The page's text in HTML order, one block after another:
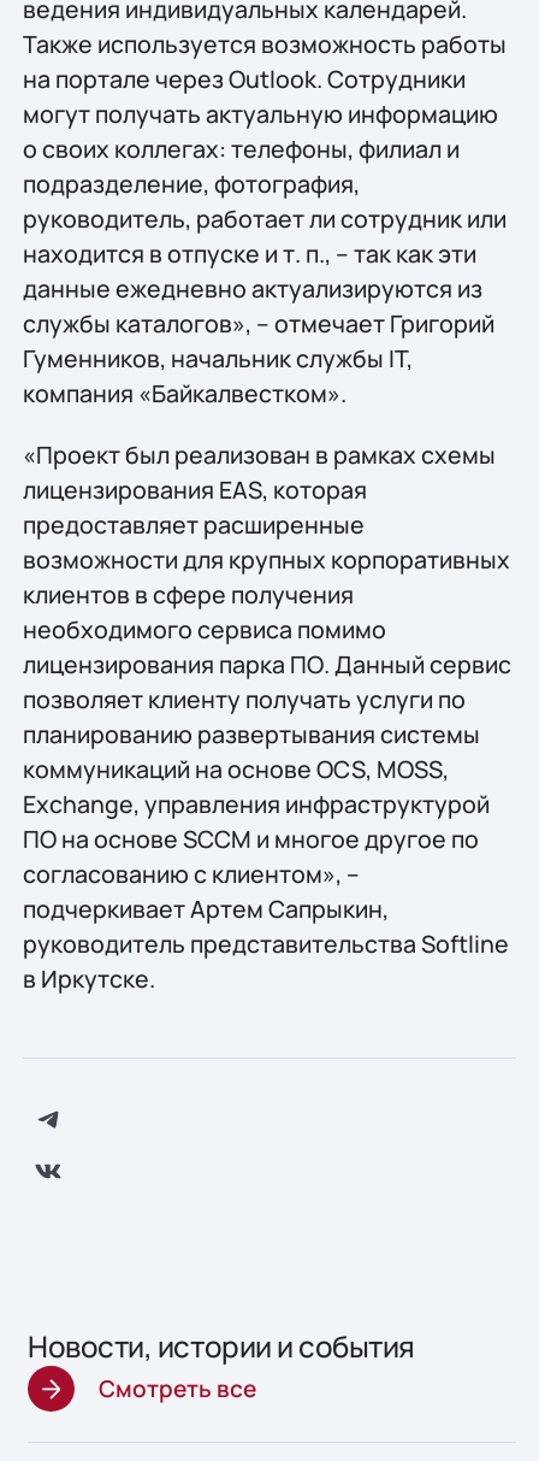
ведения индивидуальных календарей.
Также используется возможность работы
на портале через Outlook. Сотрудники
могут получать актуальную информацию
о своих коллегах: телефоны, филиал и
подразделение, фотография,
руководитель, работает ли сотрудник или
находится в отпуске и т. п., – так как эти
данные ежедневно актуализируются из
службы каталогов», – отмечает Григорий
Гуменников, начальник службы IT,
компания «Байкалвестком».
«Проект был реализован в рамках схемы
лицензирования EAS, которая
предоставляет расширенные
возможности для крупных корпоративных
клиентов в сфере получения
необходимого сервиса помимо
лицензирования парка ПО. Данный сервис
позволяет клиенту получать услуги по
планированию развертывания системы
коммуникаций на основе OCS, MOSS,
Exchange, управления инфраструктурой
ПО на основе SCCM и многое другое по
согласованию с клиентом», –
подчеркивает Артем Сапрыкин,
руководитель представительства Softline
в Иркутске.
Новости, истории и события
Смотреть все